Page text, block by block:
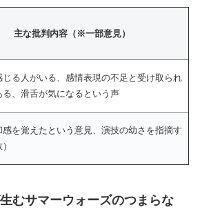
主な批判内容（※一部意見）
じる人がいる、感情表現の不足と受け取られ
る、滑舌が気になるという声
感を覚えたという意見、演技の幼さを指摘す
むサマーウォーズのつまらな